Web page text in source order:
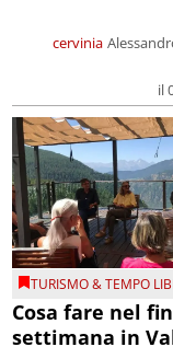
cervinia
il
TURISMO & TEMPO
Cosa fare nel
settimana in